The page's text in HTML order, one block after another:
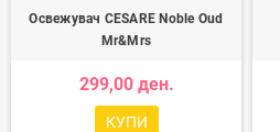
Освежувач CESARE Noble Oud
Mr&Mrs
299,00 ден.
КУПИ